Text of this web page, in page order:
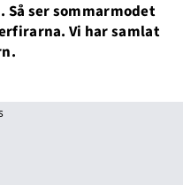
ser sommarmodet
Vi har samlat